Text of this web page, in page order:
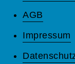
AGB
Impressum